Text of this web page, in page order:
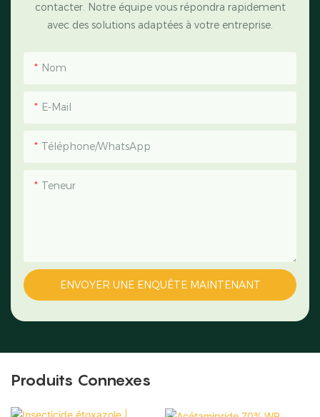
contacter. Notre équipe vous répondra rapidement
avec des solutions adaptées à votre entreprise.
Nom
E-Mail
Téléphone/WhatsApp
Teneur
ENVOYER UNE ENQUÊTE MAINTENANT
Produits Connexes